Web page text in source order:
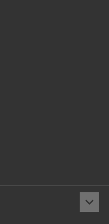
keyboard_arrow_down